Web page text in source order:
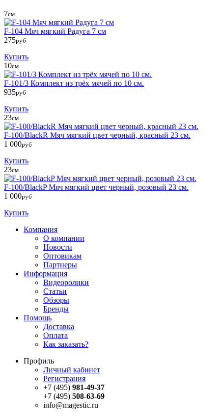
7см
F-104 Мяч мягкий Радуга 7 см
275руб
Купить
10см
F-101/3 Комплект из трёх мячей по 10 см.
935руб
Купить
23см
F-100/BlackR Мяч мягкий цвет черный, красный 23 см.
1 000руб
Купить
23см
F-100/BlackP Мяч мягкий цвет черный, розовый 23 см.
1 000руб
Купить
Компания
О компании
Новости
Оптовикам
Партнеры
Информация
Видеоролики
Статьи
Обзоры
Бренды
Помощь
Доставка
Оплата
Как заказать?
Профиль
Личный кабинет
Регистрация
+7 (495) 981-49-37
+7 (495) 508-63-69
info@magestic.ru